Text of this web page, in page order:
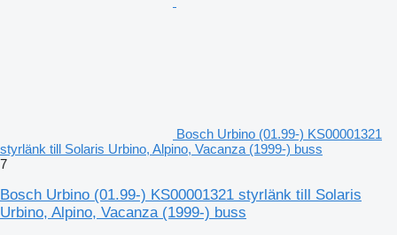
Bosch Urbino (01.99-) KS00001321
styrlänk till Solaris Urbino, Alpino, Vacanza (1999-) buss
7
Bosch Urbino (01.99-) KS00001321 styrlänk till Solaris
Urbino, Alpino, Vacanza (1999-) buss